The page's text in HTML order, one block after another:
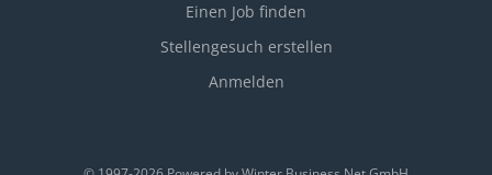
Einen Job finden
Stellengesuch erstellen
Anmelden